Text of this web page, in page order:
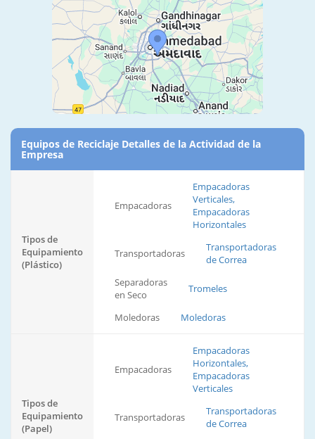
Equipos de Reciclaje Detalles de la Actividad de la
Empresa
Tipos de
Equipamiento
(Plástico)
Empacadoras
Empacadoras
Verticales,
Empacadoras
Horizontales
Transportadoras
Transportadoras
de Correa
Separadoras
en Seco
Tromeles
Moledoras Moledoras
Tipos de
Equipamiento
(Papel)
Empacadoras
Empacadoras
Horizontales,
Empacadoras
Verticales
Transportadoras
Transportadoras
de Correa